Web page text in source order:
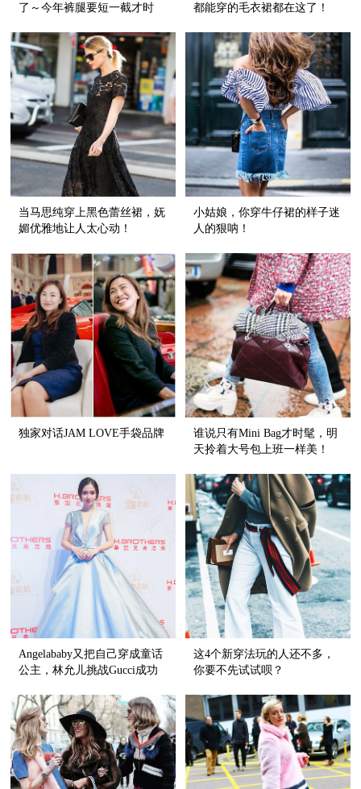
了～今年裤腿要短一截才时
都能穿的毛衣裙都在这了！
当马思纯穿上黑色蕾丝裙，妩
媚优雅地让人太心动！
小姑娘，你穿牛仔裙的样子迷
人的狠呐！
独家对话JAM LOVE手袋品牌
谁说只有Mini Bag才时髦，明
天拎着大号包上班一样美！
Angelababy又把自己穿成童话
公主，林允儿挑战Gucci成功
这4个新穿法玩的人还不多，
你要不先试试呗？